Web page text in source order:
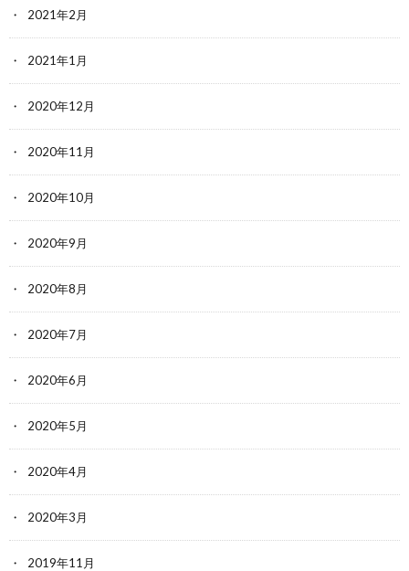
2021年2月
2021年1月
2020年12月
2020年11月
2020年10月
2020年9月
2020年8月
2020年7月
2020年6月
2020年5月
2020年4月
2020年3月
2019年11月